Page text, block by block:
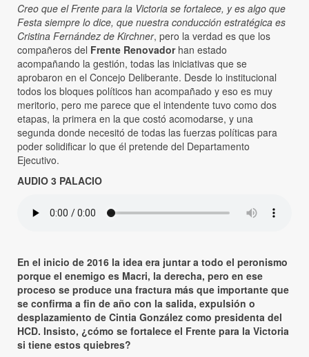
Creo que el Frente para la Victoria se fortalece, y es algo que
Festa siempre lo dice, que nuestra conducción estratégica es
Cristina Fernández de Kirchner, pero la verdad es que los
compañeros del Frente Renovadorhan estado
acompañando la gestión, todas las iniciativas que se
aprobaron en el Concejo Deliberante. Desde lo institucional
todos los bloques políticos han acompañado y eso es muy
meritorio, pero me parece que el intendente tuvo como dos
etapas, la primera en la que costó acomodarse, y una
segunda donde necesitó de todas las fuerzas políticas para
poder solidificar lo que él pretende del Departamento
Ejecutivo.
AUDIO 3 PALACIO
En el inicio de 2016 la idea era juntar a todo el peronismo
porque el enemigo es Macri, la derecha, pero en ese
proceso se produce una fractura más que importante que
se confirma a fin de año con la salida, expulsión o
desplazamiento de Cintia González como presidenta del
HCD. Insisto, ¿cómo se fortalece el Frente para la Victoria
si tiene estos quiebres?